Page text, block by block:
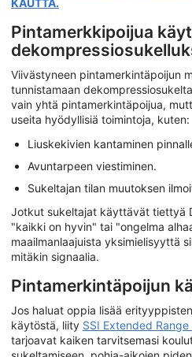
Pintamerkkipoijua
Viivästyneen pintamerkintäpoijun
tunnistamaan
vain yhtä pintamerkintäpoijua,
useita hyödyllisiä toimintoja, kuten:
Liuskekivien kantaminen
Avuntarpeen viestiminen.
Sukeltajan tilan muutoksen
Jotkut sukeltajat käyttävät tiettyä
"kaikki on hyvin" tai "ongelma
maailmanlaajuista yksimielisyyttä
mitäkin signaalia.
Pintamerkintäpoijun
Jos haluat oppia lisää
käytöstä, liity SSI Extended
tarjoavat kaiken tarvitsemasi